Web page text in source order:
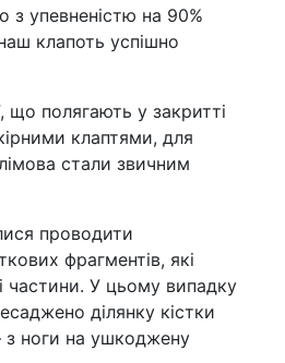
з упевненістю на 90%
клапоть успішно
що полягають у закритті
клаптями, для
стали звичним
проводити
фрагментів, які
частини. У цьому випадку
ділянку кістки
ноги на ушкоджену